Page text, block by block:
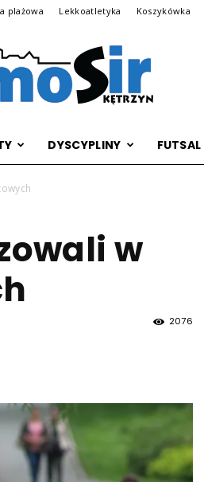
plażowa Lekkoatletyka Koszykówka
Archiwalna
wersja
MOSiR
DYSCYPLINY
w
2076